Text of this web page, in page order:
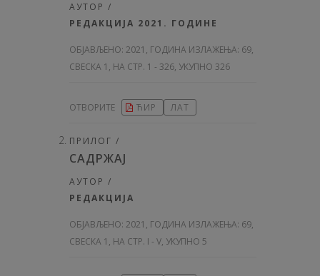
АУТОР /
РЕДАКЦИЈА 2021. ГОДИНЕ
ОБЈАВЉЕНО: 2021, ГОДИНА ИЗЛАЖЕЊА: 69,
СВЕСКА 1, НА СТР. 1 - 326, УКУПНО 326
ОТВОРИТЕ ЋИР ЛАТ
ПРИЛОГ /
САДРЖАЈ
АУТОР /
РЕДАКЦИЈА
ОБЈАВЉЕНО: 2021, ГОДИНА ИЗЛАЖЕЊА: 69,
СВЕСКА 1, НА СТР. I - V, УКУПНО 5